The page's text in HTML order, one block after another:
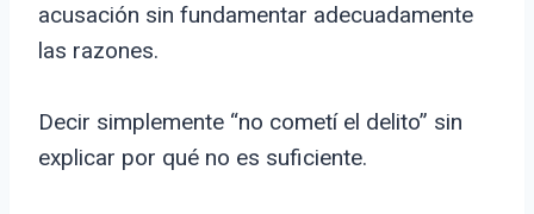
acusación sin fundamentar adecuadamente
las razones.
Decir simplemente “no cometí el delito” sin
explicar por qué no es suficiente.